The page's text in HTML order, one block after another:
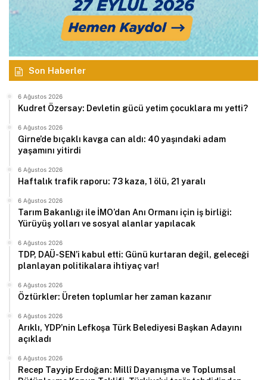
Son Haberler
6 Ağustos 2026
Kudret Özersay: Devletin gücü yetim çocuklara mı yetti?
6 Ağustos 2026
Girne’de bıçaklı kavga can aldı: 40 yaşındaki adam
yaşamını yitirdi
6 Ağustos 2026
Haftalık trafik raporu: 73 kaza, 1 ölü, 21 yaralı
6 Ağustos 2026
Tarım Bakanlığı ile İMO’dan Anı Ormanı için iş birliği:
Yürüyüş yolları ve sosyal alanlar yapılacak
6 Ağustos 2026
TDP, DAÜ-SEN’i kabul etti: Günü kurtaran değil, geleceği
planlayan politikalara ihtiyaç var!
6 Ağustos 2026
Öztürkler: Üreten toplumlar her zaman kazanır
6 Ağustos 2026
Arıklı, YDP’nin Lefkoşa Türk Belediyesi Başkan Adayını
açıkladı
6 Ağustos 2026
Recep Tayyip Erdoğan: Millî Dayanışma ve Toplumsal